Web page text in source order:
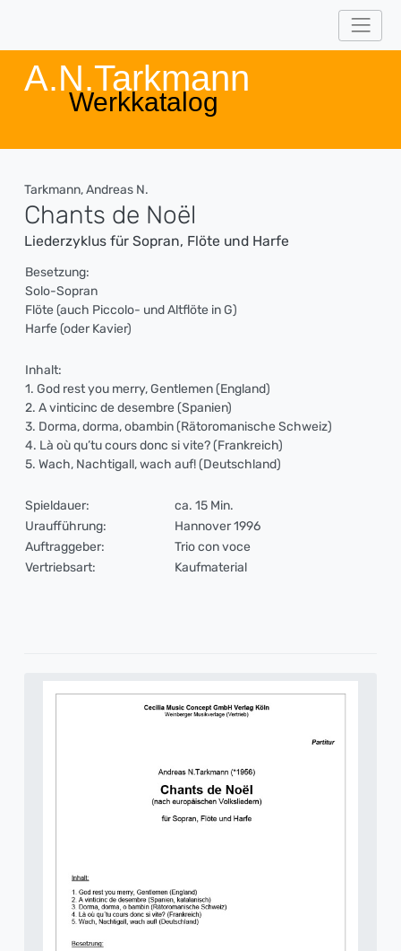
A.N.Tarkmann
Werkkatalog
Tarkmann, Andreas N.
Chants de Noël
Liederzyklus für Sopran, Flöte und Harfe
Besetzung:
Solo-Sopran
Flöte (auch Piccolo- und Altflöte in G)
Harfe (oder Kavier)
Inhalt:
1. God rest you merry, Gentlemen (England)
2. A vinticinc de desembre (Spanien)
3. Dorma, dorma, obambin (Rätoromanische Schweiz)
4. Là où qu’tu cours donc si vite? (Frankreich)
5. Wach, Nachtigall, wach auf! (Deutschland)
Spieldauer:
ca. 15 Min.
Uraufführung:
Hannover 1996
Auftraggeber:
Trio con voce
Vertriebsart:
Kaufmaterial